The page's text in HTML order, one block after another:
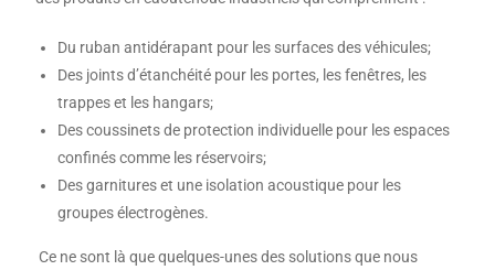
Du ruban antidérapant pour les surfaces des véhicules;
Des joints d’étanchéité pour les portes, les fenêtres, les
trappes et les hangars;
Des coussinets de protection individuelle pour les espaces
confinés comme les réservoirs;
Des garnitures et une isolation acoustique pour les
groupes électrogènes.
Ce ne sont là que quelques-unes des solutions que nous